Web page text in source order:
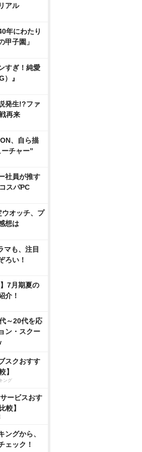
アル
年にわたり
甲子園」
すぎ！純愛
）』
発生!?ファ
再来
、自ら描
チャー”
社員が推す
スパPC
ウオッチ、プ
想は
マも、注目
ろい！
7月期夏の
介！
～20代を応
ン・スクー
スクおすす
】
ング
ービスおす
較】
ングから、
ェック！